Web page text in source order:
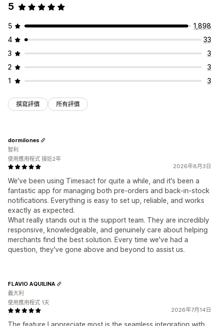
5
5
1,898
4
33
3
3
2
3
1
3
撰寫評價 所有評價
2026年8月3日
We've been using Timesact for quite a while, and it's been a
fantastic app for managing both pre-orders and back-in-stock
notifications. Everything is easy to set up, reliable, and works
exactly as expected.
What really stands out is the support team. They are incredibly
responsive, knowledgeable, and genuinely care about helping
merchants find the best solution. Every time we've had a
question, they've gone above and beyond to assist us.
dormilones
智利
使用應用程式 接近2年
2026年7月14日
FLAVIO AQUILINA
義大利
使用應用程式 1天